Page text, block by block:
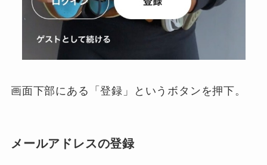
画面下部にある「登録」というボタンを押下。
メールアドレスの登録